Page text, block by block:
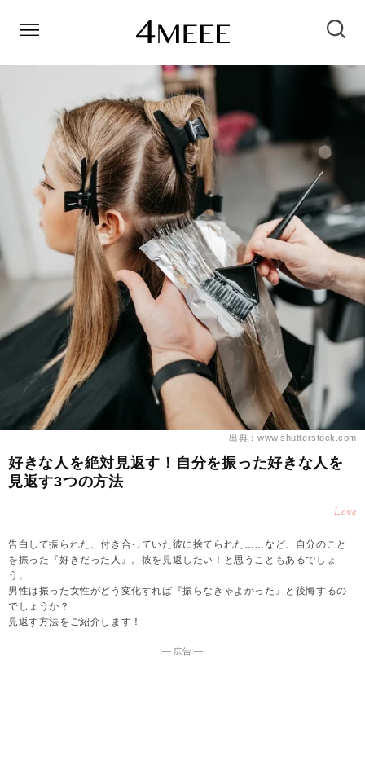
出典：www.shutterstock.com
好きな人を絶対見返す！自分を振った好きな人を
見返す3つの方法
Love
告白して振られた、付き合っていた彼に捨てられた……など、自分のこと
を振った『好きだった人』。彼を見返したい！と思うこともあるでしょ
う。
男性は振った女性がどう変化すれば『振らなきゃよかった』と後悔するの
でしょうか？
見返す方法をご紹介します！
― 広告 ―